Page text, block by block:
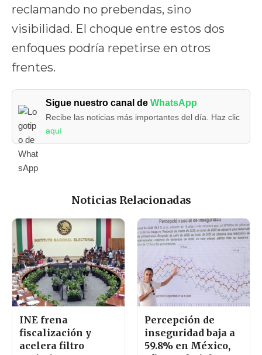
reclamando no prebendas, sino
visibilidad. El choque entre estos dos
enfoques podría repetirse en otros
frentes.
Sigue nuestro canal deWhatsApp
Recibe las noticias más importantes del día. Haz clic
aquí
Noticias Relacionadas
INE frena
fiscalización y
acelera filtro
Percepción de
inseguridad baja a
59.8% en México,